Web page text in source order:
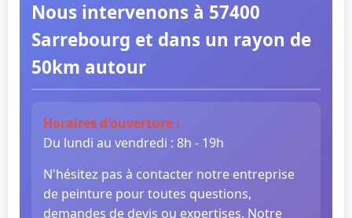
Nous intervenons à 57400
Sarrebourg et dans un rayon de
50km autour
Horaires d'ouverture :
Du lundi au vendredi : 8h - 19h
N'hésitez pas à contacter notre entreprise
de peinture pour toutes questions,
demandes de devis ou expertises. Notre